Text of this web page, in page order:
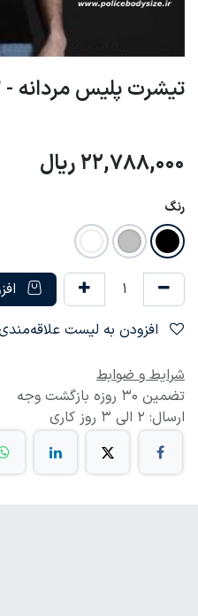
تیشرت پلیس مردانه - B363 (بیگ سایز)
22,788,000 ریال
رنگ
شرایط و ضوابط
تضمین 30 روزه بازگشت وجه
ارسال: 2 الی 3 روز کاری